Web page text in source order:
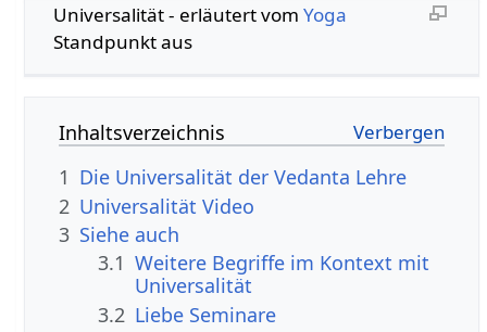
Universalität‏‎ - erläutert vom Yoga
Standpunkt aus
Inhaltsverzeichnis
1 Die Universalität der Vedanta Lehre
2
Universalität‏‎ Video
3 Siehe auch
3.1 Weitere Begriffe im Kontext mit
3.2 Liebe Seminare